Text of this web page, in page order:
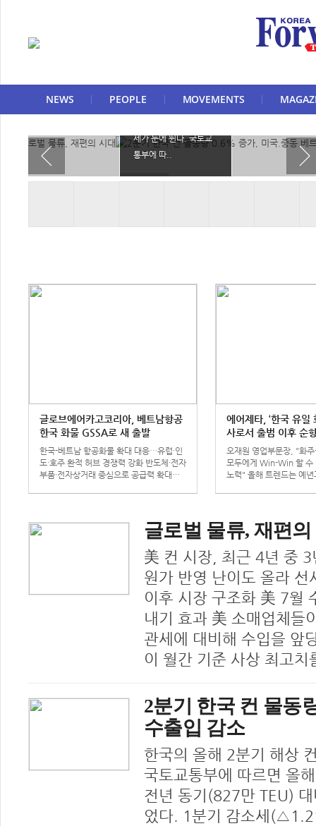
NEWS PEOPLE MOVEMENTS
출입 감소
한국의 올해 2분기 해상
세가 눈에 뛴다. 국토교
통부에 따..
글로브에어카고코리아, 베트남항공
한국 화물 GSSA로 새 출발
한국-베트남 항공화물 확대 대응…유럽·인
도·호주 환적 허브 경쟁력 강화 반도체·전자
부품·전자상거래 중심으로 공급력 확대…
에어제타, ‘한국 유일
사로서 출범 이후 순
오재원 영업부문장, "화
모두에게 Win-Win 할 수
노력" 올해 트렌드는 예
글로벌 물류, 재편
美 컨 시장, 최근 4년 중
원가 반영 난이도 올라
이후 시장 구조화 美 7월
내기 효과 美 소매업체들
관세에 대비해 수입을 앞
이 월간 기준 사상 최고
2분기 한국 컨 물동
수출입 감소
한국의 올해 2분기 해상
국토교통부에 따르면 올
전년 동기(827만 TEU)
었다. 1분기 감소세